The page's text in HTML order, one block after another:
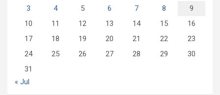
3
4 5 6 7 8
9
10
11 12 13 14 15
16
17
18 19 20 21 22
23
24
25 26 27 28 29
30
31
« Jul